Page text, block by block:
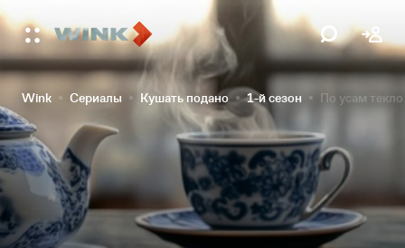
Wink Сериалы Кушать подано 1-й сезон По усам текло